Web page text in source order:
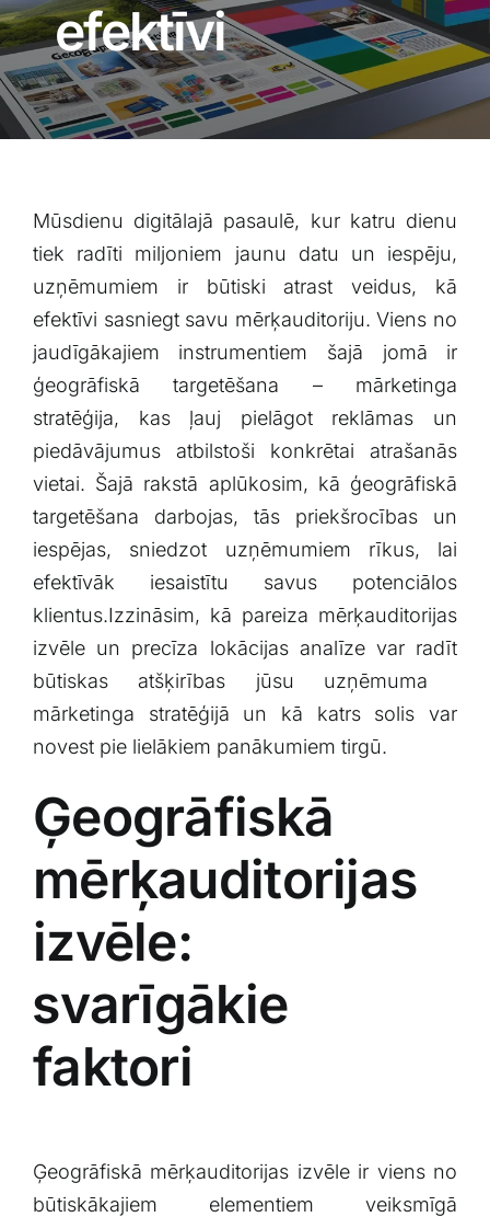
Blogs
Attēlu galerija
Par mums
Vakances
BUJ
Kontakti
Klientu portāls
English
efektīvi
Mūsdienu digitālajā ⁤pasaulē,‌ kur katru dienu
tiek ⁢radīti miljoniem jaunu datu un ​iespēju,
uzņēmumiem ⁣ir būtiski atrast veidus, kā
efektīvi sasniegt savu mērķauditoriju. Viens no
jaudīgākajiem instrumentiem šajā jomā ir
ģeogrāfiskā‍ targetēšana – mārketinga
stratēģija, kas ⁤ļauj pielāgot reklāmas un
piedāvājumus atbilstoši konkrētai atrašanās
⁤vietai. ⁢Šajā rakstā aplūkosim, kā ģeogrāfiskā
targetēšana darbojas, tās priekšrocības un
iespējas, sniedzot uzņēmumiem rīkus, lai
efektīvāk iesaistītu savus​ potenciālos
klientus.Izzināsim, kā pareiza mērķauditorijas‍
izvēle un precīza​ lokācijas⁤ analīze var​ radīt
būtiskas atšķirības ​jūsu uzņēmuma ​
mārketinga stratēģijā un kā katrs‍ solis var⁤
novest pie lielākiem ⁢panākumiem ⁣tirgū.
Ģeogrāfiskā
mērķauditorijas
izvēle:
⁣svarīgākie
faktori
Ģeogrāfiskā⁣ mērķauditorijas izvēle ‍ir ⁤viens ​no
būtiskākajiem elementiem veiksmīgā